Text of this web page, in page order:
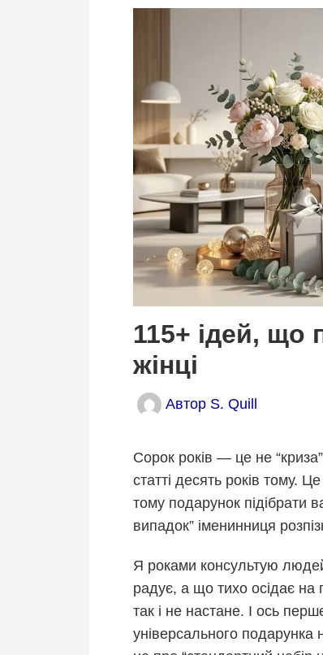
115+ ідей, що
жінці
Автор S. Quill
Сорок років — це не
статті десять років тому.
тому подарунок підібрати
випадок” іменинниця
Я роками консультую
радує, а що тихо осідає на
так і не настане. І ось
універсального